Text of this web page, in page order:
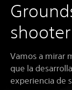
Vamos a mirar
que la
experiencia de